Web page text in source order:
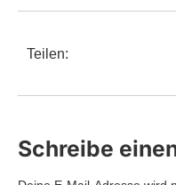
Teilen:
Schreibe